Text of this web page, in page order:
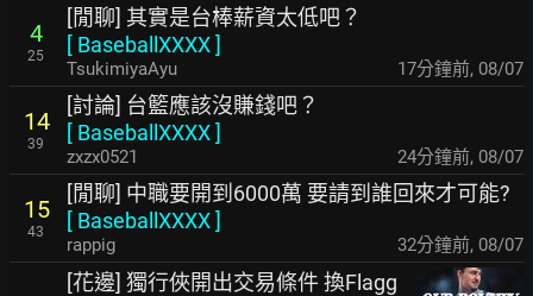
4
25
[閒聊] 其實是台棒薪資太低吧？
[ BaseballXXXX]
TsukimiyaAyu 17分鐘前, 08/07
14
39
[討論] 台籃應該沒賺錢吧？
[ BaseballXXXX]
zxzx0521 24分鐘前, 08/07
15
43
[閒聊] 中職要開到6000萬 要請到誰回來才可能?
[ BaseballXXXX]
rappig 32分鐘前, 08/07
[花邊] 獨行俠開出交易條件 換Flagg